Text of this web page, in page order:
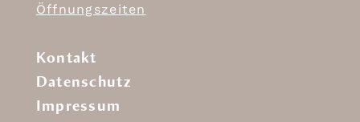
Öffnungszeiten
Kontakt
Datenschutz
Impressum